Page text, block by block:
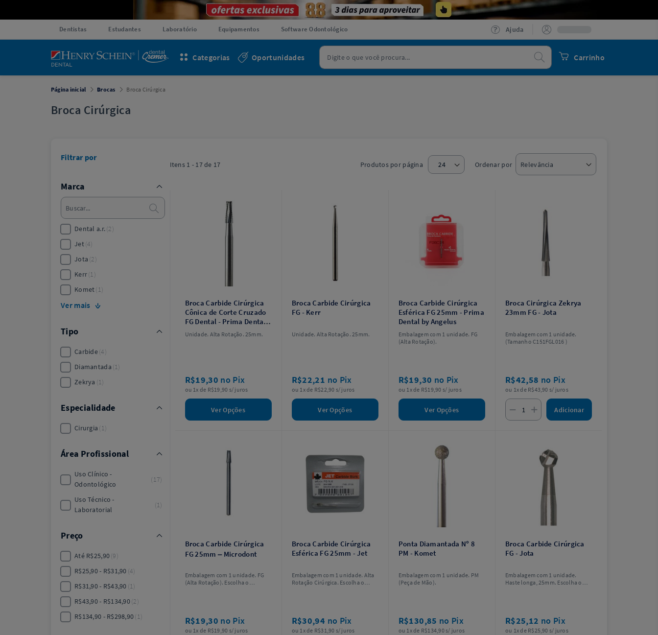
Dentistas Estudantes Laboratório Equipamentos Software Odontológico Ajuda
Carrinho
Procurar
Oportunidades
Categorias
Página inicial Brocas Broca Cirúrgica
Broca Cirúrgica
Itens 1 - 17de 17 Produtos por página Ordenar por
Broca Carbide Cirúrgica
Cônica de Corte Cruzado
FG Dental - Prima Dental
by Angelus
Unidade. Alta Rotação. 25mm.
R$19,30 no Pix
ou 1x de R$19,90 s/ juros
Ver Opções
Broca Carbide Cirúrgica
FG - Kerr
Unidade. Alta Rotação. 25mm.
R$22,21 no Pix
ou 1x de R$22,90 s/ juros
Ver Opções
Broca Carbide Cirúrgica
Esférica FG 25mm - Prima
Dental by Angelus
Embalagem com 1 unidade. FG
(Alta Rotação).
R$19,30 no Pix
ou 1x de R$19,90 s/ juros
Ver Opções
Broca Cirúrgica Zekrya
23mm FG - Jota
Embalagem com 1 unidade.
(Tamanho C151FGL016 )
R$42,58 no Pix
ou 1x de R$43,90 s/ juros
Adicionar
Broca Carbide Cirúrgica
FG 25mm – Microdont
Embalagem com 1 unidade. FG
(Alta Rotação). Escolha o
R$19,30 no Pix
ou 1x de R$19,90 s/ juros
Broca Carbide Cirúrgica
Esférica FG 25mm - Jet
Embalagem com 1 unidade. Alta
Rotação Cirúrgica. Escolha o
R$30,94 no Pix
ou 1x de R$31,90 s/ juros
Ponta Diamantada Nº 8
PM - Komet
Embalagem com 1 unidade. PM
(Peça de Mão).
R$130,85 no Pix
ou 1x de R$134,90 s/ juros
Broca Carbide Cirúrgica
FG - Jota
Embalagem com 1 unidade.
Haste longa, 25mm. Escolha o
R$25,12 no Pix
ou 1x de R$25,90 s/ juros
Filtrar por
Marca
Dental a.r. 2
Jet 4
Jota 2
Kerr 1
Komet 1
Ver mais
Tipo
Carbide 4
Diamantada 1
Zekrya 1
Especialidade
Cirurgia 1
Área Profissional
Uso Clínico -
Odontológico
17
Uso Técnico -
Laboratorial
1
Preço
Até R$25,90 9
R$25,90 - R$31,90 4
R$31,90 - R$43,90 1
R$43,90 - R$134,90 2
R$134,90 - R$298,90 1